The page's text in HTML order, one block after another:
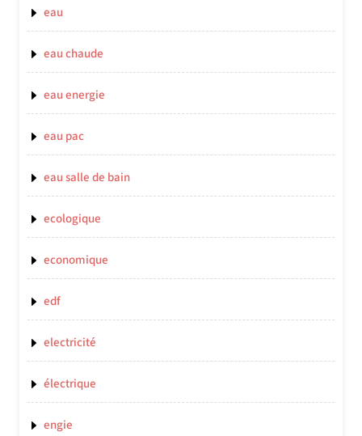
eau
eau chaude
eau energie
eau pac
eau salle de bain
ecologique
economique
edf
electricité
électrique
engie